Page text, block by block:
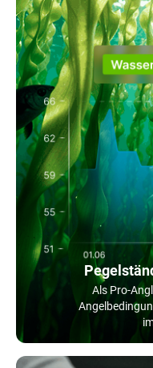
Als Pro-